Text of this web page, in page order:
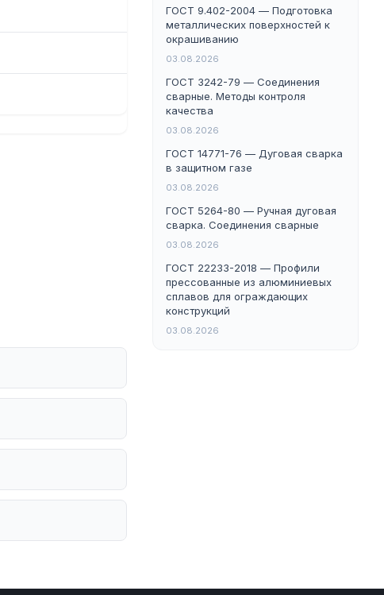
ГОСТ 9.402-2004 — Подготовка
металлических поверхностей к
окрашиванию
03.08.2026
ГОСТ 3242-79 — Соединения
сварные. Методы контроля
качества
03.08.2026
ГОСТ 14771-76 — Дуговая сварка
в защитном газе
03.08.2026
ГОСТ 5264-80 — Ручная дуговая
сварка. Соединения сварные
03.08.2026
ГОСТ 22233-2018 — Профили
прессованные из алюминиевых
сплавов для ограждающих
конструкций
03.08.2026